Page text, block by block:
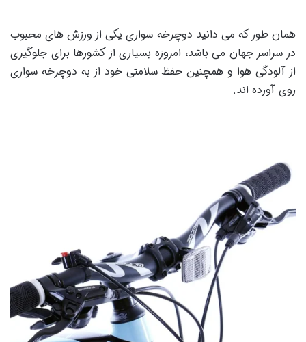
همان طور که می دانید دوچرخه سواری یکی از ورزش های محبوب
در سراسر جهان می باشد، امروزه بسیاری از کشورها برای جلوگیری
از آلودگی هوا و همچنین حفظ سلامتی خود از به دوچرخه سواری
روی آورده اند.